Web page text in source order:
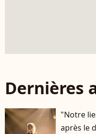
Dernières
"Notre
après le